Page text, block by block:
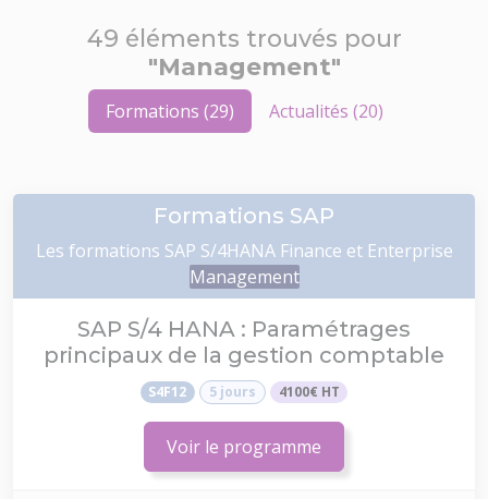
49 éléments trouvés pour
"Management"
Formations (29) Actualités (20)
Formations SAP
Les formations SAP S/4HANA Finance et Enterprise
Management
SAP S/4 HANA : Paramétrages
principaux de la gestion comptable
S4F12 5 jours 4100€ HT
Voir le programme